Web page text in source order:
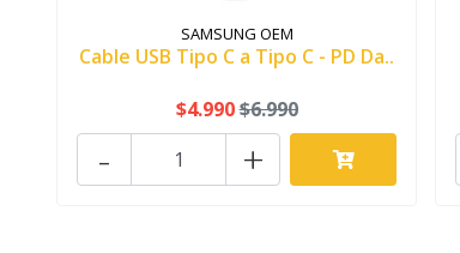
SAMSUNG OEM
Cable USB Tipo C a Tipo C - PD Da..
$4.990$6.990
+
-